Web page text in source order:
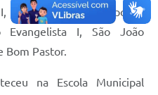
Chapadinha II, Aeroporto,
Evangelista I, São João
Bom Pastor.
na Escola Municipal